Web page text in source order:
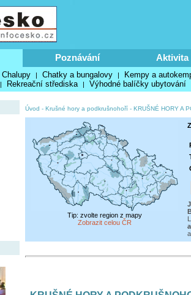
Poznávání Aktivita
Chalupy | Chatky a bungalovy | Kempy a
| Rekreační střediska | Výhodné balíčky ubytování
Úvod - Krušné hory a podkrušnohoří - KRUŠNÉ HORY A
Tip: zvolte region z mapy
Zobrazit celou ČR